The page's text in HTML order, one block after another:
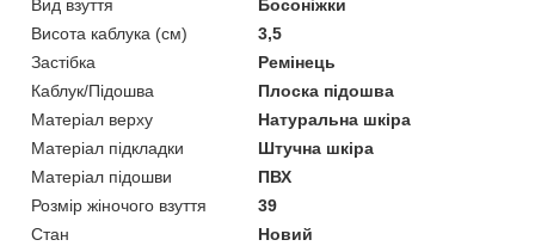
Вид взуття
Босоніжки
Висота каблука (см)
3,5
Застібка
Ремінець
Каблук/Підошва
Плоска підошва
Матеріал верху
Натуральна шкіра
Матеріал підкладки
Штучна шкіра
Матеріал підошви
ПВХ
Розмір жіночого взуття
39
Стан
Новий